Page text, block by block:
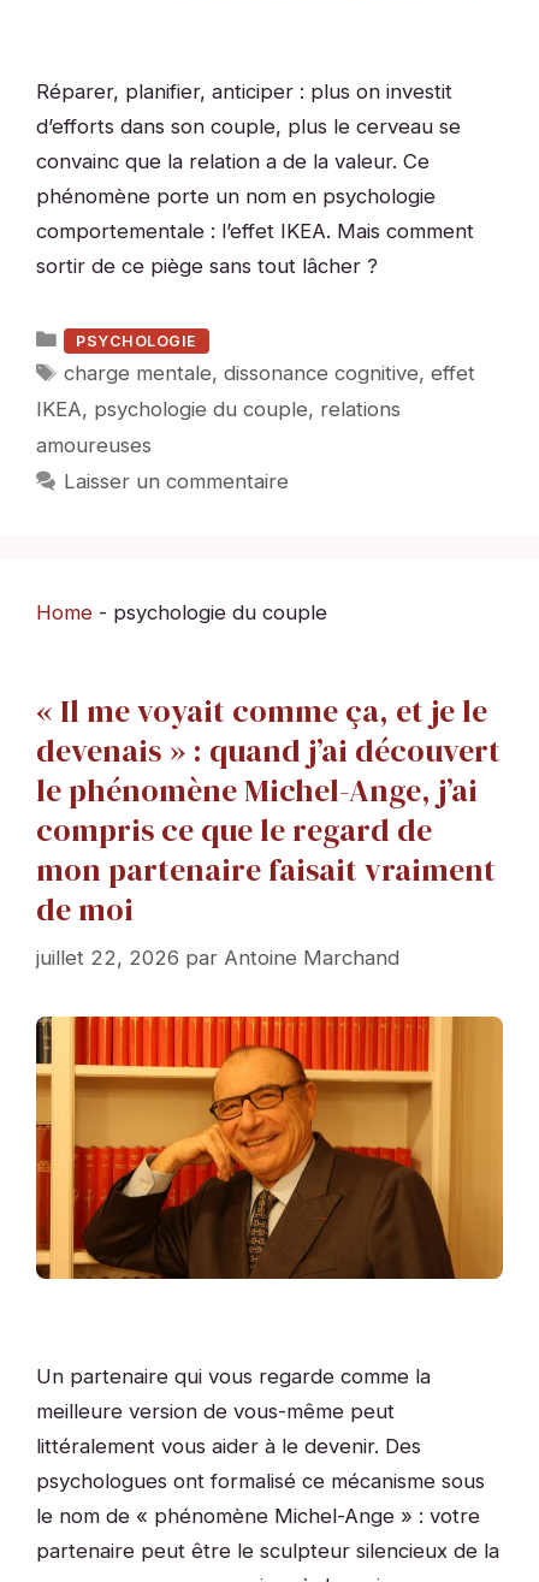
Réparer, planifier, anticiper : plus on investit
d’efforts dans son couple, plus le cerveau se
convainc que la relation a de la valeur. Ce
phénomène porte un nom en psychologie
comportementale : l’effet IKEA. Mais comment
sortir de ce piège sans tout lâcher ?
Catégories
PSYCHOLOGIE
Étiquettes
charge mentale,dissonance cognitive,effet
IKEA, psychologie du couple, relations
amoureuses
Laisser un commentaire
Home - psychologie du couple
« Il me voyait comme ça, et je le
devenais » : quand j’ai découvert
le phénomène Michel-Ange, j’ai
compris ce que le regard de
mon partenaire faisait vraiment
de moi
juillet 22, 2026 par Antoine Marchand
Un partenaire qui vous regarde comme la
meilleure version de vous-même peut
littéralement vous aider à le devenir. Des
psychologues ont formalisé ce mécanisme sous
le nom de « phénomène Michel-Ange » : votre
partenaire peut être le sculpteur silencieux de la